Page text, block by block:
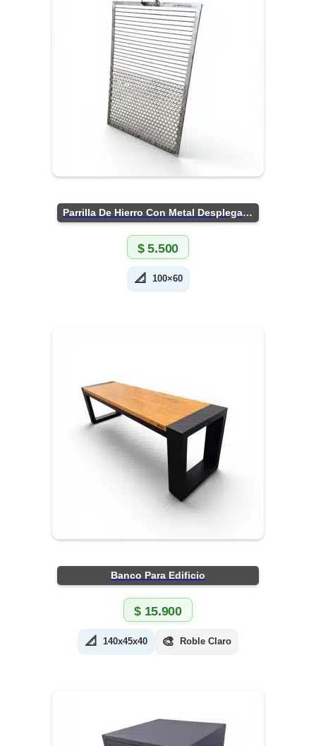
Parrilla De Hierro Con Metal Desplegado
$5.500
📐 100×60
Banco Para Edificio
$15.900
📐 140x45x40 🎨 Roble Claro